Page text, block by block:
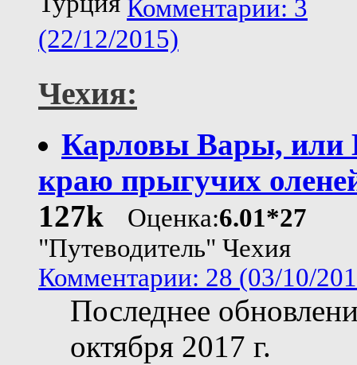
Комментарии: 3
(22/12/2015)
Чехия:
Карловы Вары, или
краю прыгучих
127k
Оценка:6.01*27
"Путеводитель" Чехия
Комментарии: 28 (03/10/
Последнее
октября 2017 г.